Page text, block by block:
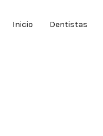
Inicio Dentistas